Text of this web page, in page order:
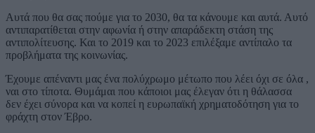
Αυτά που θα σας πούμε για το 2030, θα τα κάνουμε και αυτά. Αυτό
αντιπαρατίθεται στην αφωνία ή στην απαράδεκτη στάση της
αντιπολίτευσης. Και το 2019 και το 2023 επιλέξαμε αντίπαλο τα
προβλήματα της κοινωνίας.
Έχουμε απέναντι μας ένα πολύχρωμο μέτωπο που λέει όχι σε όλα ,
ναι στο τίποτα. Θυμάμαι που κάποιοι μας έλεγαν ότι η θάλασσα
δεν έχει σύνορα και να κοπεί η ευρωπαϊκή χρηματοδότηση για το
φράχτη στον Έβρο.